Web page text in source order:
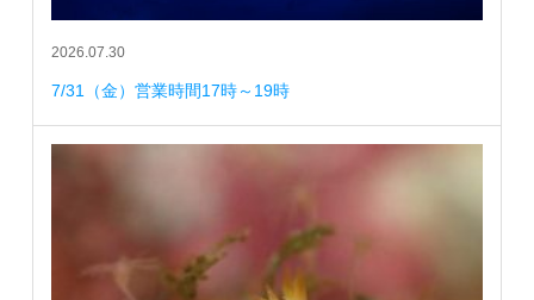
2026.07.30
7/31（金）営業時間17時～19時